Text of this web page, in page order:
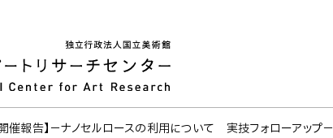
開催報告】－ナノセルロースの利用について 実技フォローアップ－